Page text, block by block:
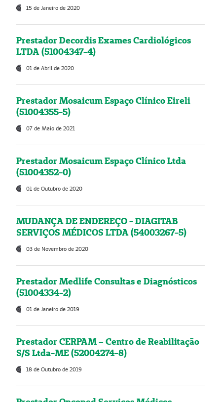
15 de Janeiro de 2020
Prestador Decordis Exames Cardiológicos
LTDA (51004347-4)
01 de Abril de 2020
Prestador Mosaicum Espaço Clínico Eireli
(51004355-5)
07 de Maio de 2021
Prestador Mosaicum Espaço Clínico Ltda
(51004352-0)
01 de Outubro de 2020
MUDANÇA DE ENDEREÇO - DIAGITAB
SERVIÇOS MÉDICOS LTDA (54003267-5)
03 de Novembro de 2020
Prestador Medlife Consultas e Diagnósticos
(51004334-2)
01 de Janeiro de 2019
Prestador CERPAM – Centro de Reabilitação
S/S Ltda-ME (52004274-8)
18 de Outubro de 2019